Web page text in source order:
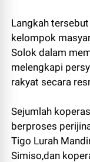
Langkah
kelompok
Solok dalam
melengkapi
rakyat secara
Sejumlah
berproses
Tigo Lurah
Simiso,dan